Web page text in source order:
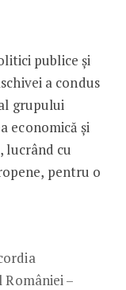
publice și
a condus
grupului
economică și
lucrând cu
pentru o
–